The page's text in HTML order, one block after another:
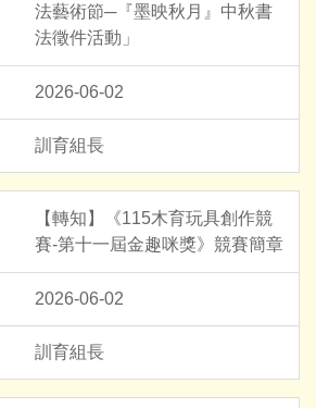
法藝術節─『墨映秋月』中秋書
法徵件活動」
2026-06-02
訓育組長
【轉知】《115木育玩具創作競
賽-第十一屆金趣咪獎》競賽簡章
2026-06-02
訓育組長